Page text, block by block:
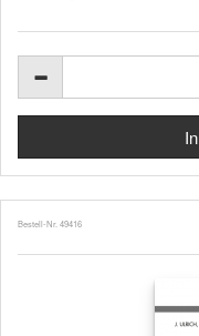
Bestell-Nr. 49416